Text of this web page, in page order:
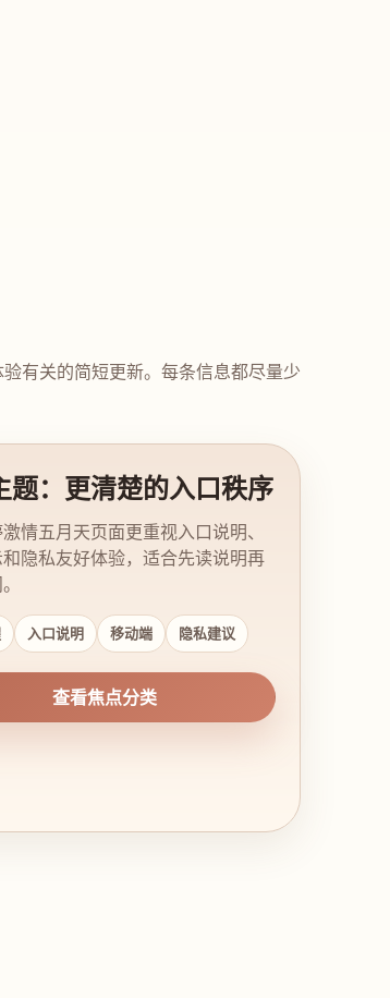
有关的简短更新。每条信息都尽量少
题：更清楚的入口秩序
情五月天页面更重视入口说明、
隐私友好体验，适合先读说明再
入口说明 移动端 隐私建议
查看焦点分类